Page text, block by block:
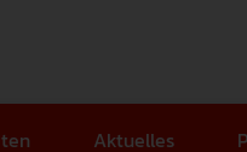
Aktuelles